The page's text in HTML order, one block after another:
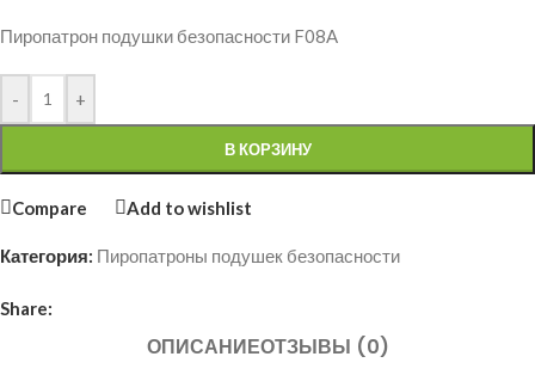
Пиропатрон подушки безопасности F08A
- +
В КОРЗИНУ
Compare Add to wishlist
Категория: Пиропатроны подушек безопасности
Share:
ОПИСАНИЕОТЗЫВЫ (0)